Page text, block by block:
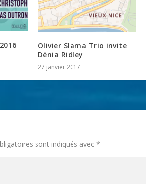
Olivier Slama Trio invite
Dénia Ridley
27 janvier 2017
sont indiqués avec*